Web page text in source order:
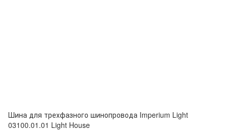
Шина для трехфазного шинопровода Imperium Light
03100.01.01 Light House